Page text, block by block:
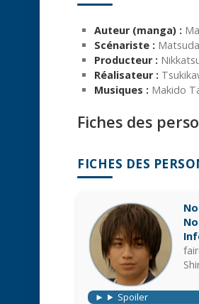
Auteur (manga) :
Scénariste :
Producteur :
Réalisateur :
Musiques : Makido
Fiches des
FICHES DES
Spoiler